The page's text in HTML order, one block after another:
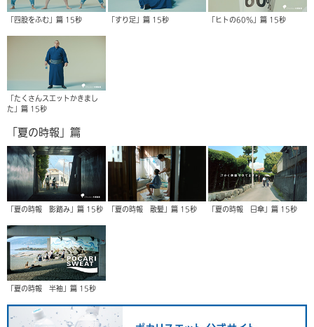
「四股をふむ」篇 15秒 「すり足」篇 15秒 「ヒトの60%」篇 15秒
「たくさんスエットかきまし
た」篇 15秒
「夏の時報」篇
「夏の時報 影踏み」篇 15秒 「夏の時報 散髪」篇 15秒 「夏の時報 日傘」篇 15秒
「夏の時報 半袖」篇 15秒